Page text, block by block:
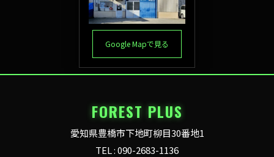
Google Mapで見る
FOREST PLUS
愛知県豊橋市下地町柳目30番地1
TEL : 090-2683-1136